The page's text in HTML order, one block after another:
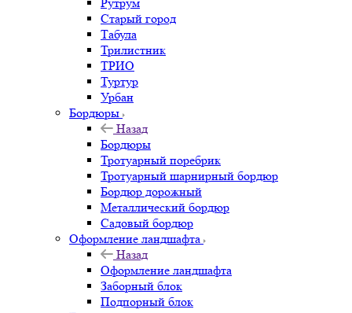
Старый город
Табула
Трилистник
ТРИО
Туртур
Урбан
Бордюры
Назад
Бордюры
Тротуарный поребрик
Тротуарный шарнирный бордюр
Бордюр дорожный
Металлический бордюр
Садовый бордюр
Оформление ландшафта
Назад
Оформление ландшафта
Заборный блок
Подпорный блок